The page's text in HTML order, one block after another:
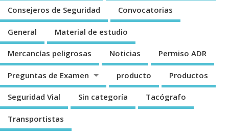
Consejeros de Seguridad Convocatorias
General Material de estudio
Mercancí­as peligrosas Noticias Permiso ADR
Preguntas de Examen producto Productos
Seguridad Vial Sin categorí­a Tacógrafo
Transportistas